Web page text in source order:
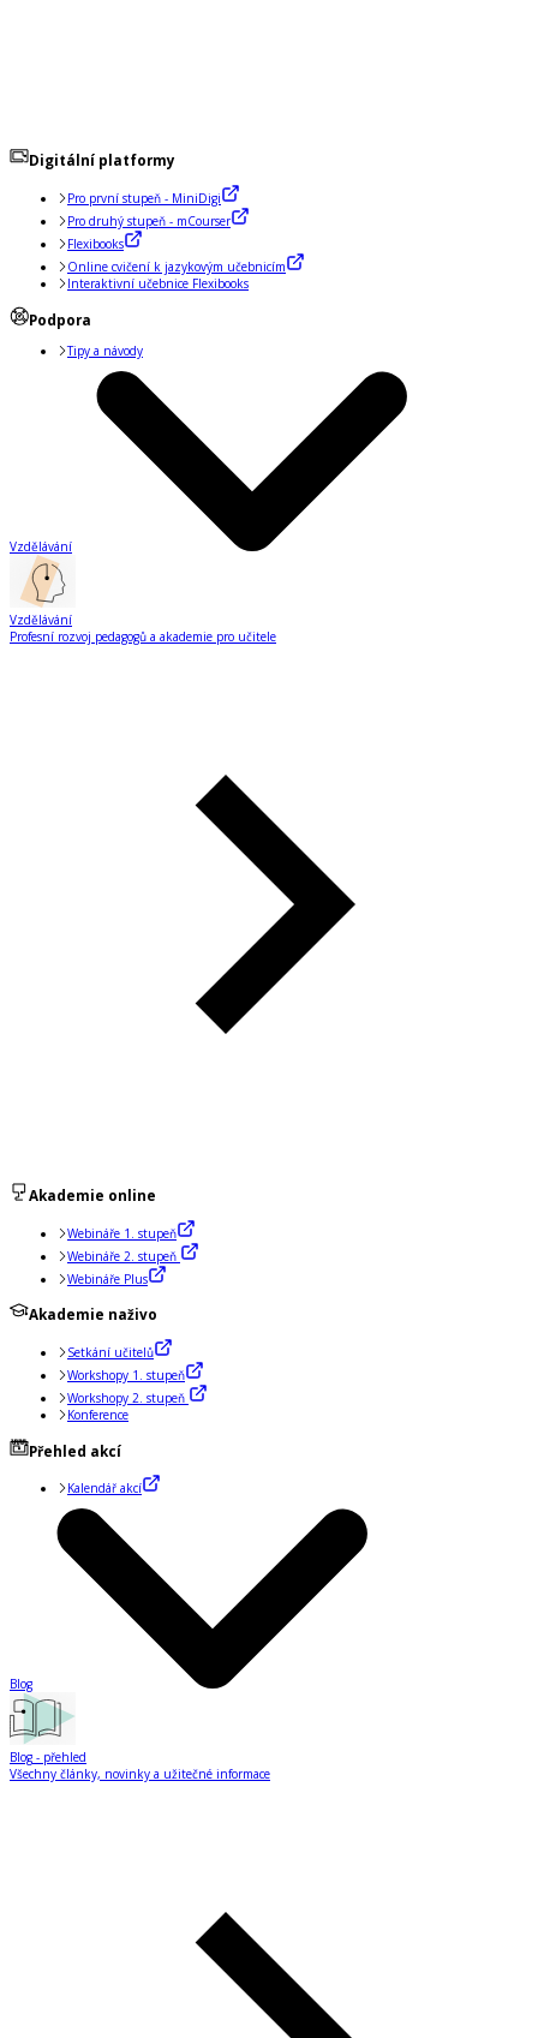
Digitální platformy
Pro první stupeň - MiniDigi
Pro druhý stupeň - mCourser
Flexibooks
Online cvičení k jazykovým učebnicím
Interaktivní učebnice Flexibooks
Podpora
Tipy a návody
Vzdělávání
Vzdělávání
Profesní rozvoj pedagogů a akademie pro učitele
Akademie online
Webináře 1. stupeň
Webináře 2. stupeň
Webináře Plus
Akademie naživo
Setkání učitelů
Workshopy 1. stupeň
Workshopy 2. stupeň
Konference
Přehled akcí
Kalendář akcí
Blog
Blog - přehled
Všechny články, novinky a užitečné informace